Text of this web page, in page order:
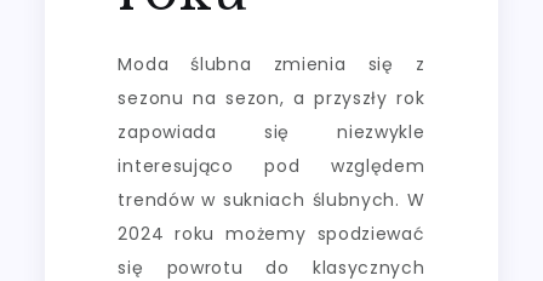
Moda ślubna zmienia się z
sezonu na sezon, a przyszły rok
zapowiada się niezwykle
interesująco pod względem
trendów w sukniach ślubnych. W
2024 roku możemy spodziewać
się powrotu do klasycznych